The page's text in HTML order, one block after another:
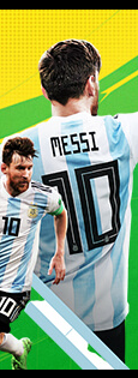
情
则,请提交问题反馈